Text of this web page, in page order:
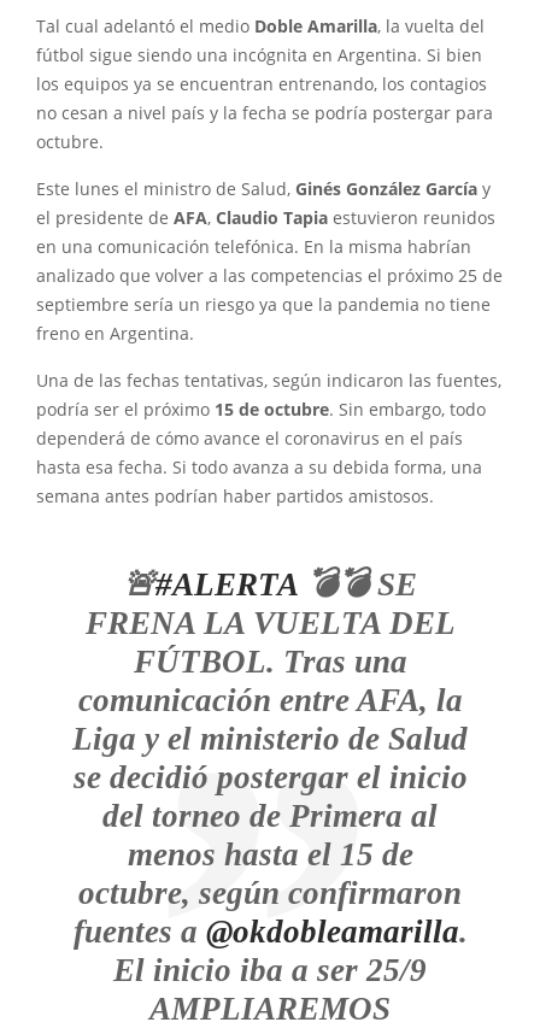
Tal cual adelantó el medio Doble Amarilla, la vuelta del
fútbol sigue siendo una incógnita en Argentina. Si bien
los equipos ya se encuentran entrenando, los contagios
no cesan a nivel país y la fecha se podría postergar para
octubre.
Este lunes el ministro de Salud, Ginés González García y
el presidente de AFA, Claudio Tapia estuvieron reunidos
en una comunicación telefónica. En la misma habrían
analizado que volver a las competencias el próximo 25 de
septiembre sería un riesgo ya que la pandemia no tiene
freno en Argentina.
Una de las fechas tentativas, según indicaron las fuentes,
podría ser el próximo 15 de octubre. Sin embargo, todo
dependerá de cómo avance el coronavirus en el país
hasta esa fecha. Si todo avanza a su debida forma, una
semana antes podrían haber partidos amistosos.
🚨#ALERTA 💣💣 SE
FRENA LA VUELTA DEL
FÚTBOL. Tras una
comunicación entre AFA, la
Liga y el ministerio de Salud
se decidió postergar el inicio
del torneo de Primera al
menos hasta el 15 de
octubre, según confirmaron
fuentes a @okdobleamarilla.
El inicio iba a ser 25/9
AMPLIAREMOS